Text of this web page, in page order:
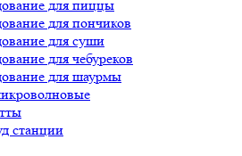
для пиццы
для пончиков
для суши
для чебуреков
для шаурмы
станции